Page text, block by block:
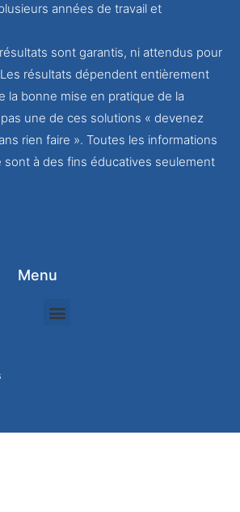
années de travail et
sont garantis, ni attendus pour
résultats dépendent entièrement
la bonne mise en pratique de la
une de ces solutions « devenez
rien faire ». Toutes les informations
sont à des fins éducatives seulement
Menu